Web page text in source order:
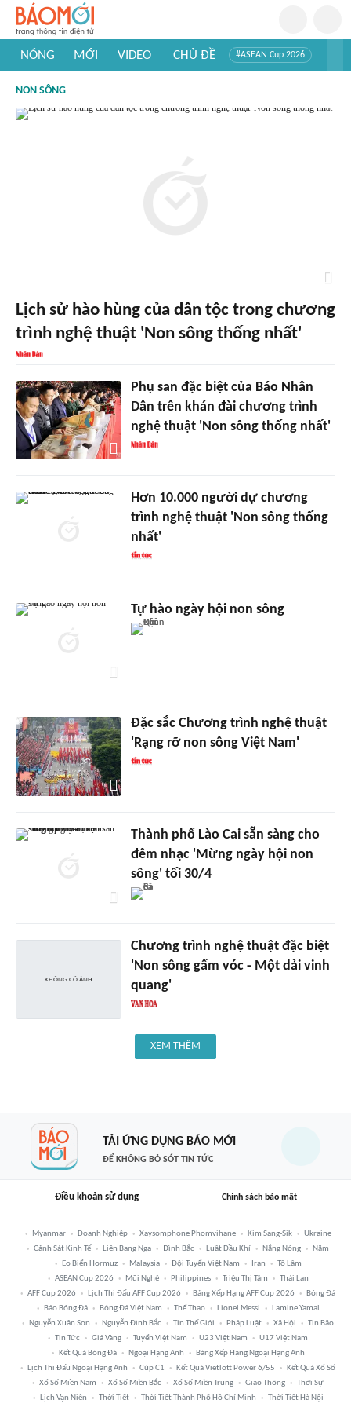
NÓNG MỚI VIDEO CHỦ ĐỀ #ASEAN Cup 2026
#Khám phá thế giới
NON SÔNG
Lịch sử hào hùng của dân tộc trong chương
trình nghệ thuật 'Non sông thống nhất'
Phụ san đặc biệt của Báo Nhân
Dân trên khán đài chương trình
nghệ thuật 'Non sông thống nhất'
Hơn 10.000 người dự chương
trình nghệ thuật 'Non sông thống
nhất'
Tự hào ngày hội non sông
Đặc sắc Chương trình nghệ thuật
'Rạng rỡ non sông Việt Nam'
Thành phố Lào Cai sẵn sàng cho
đêm nhạc 'Mừng ngày hội non
sông' tối 30/4
Chương trình nghệ thuật đặc biệt
'Non sông gấm vóc - Một dải vinh
quang'
XEM THÊM
TẢI ỨNG DỤNG BÁO MỚI
ĐỂ KHÔNG BỎ SÓT TIN TỨC
Điều khoản sử dụng Chính sách bảo mật
Myanmar Doanh Nghiệp Xaysomphone Phomvihane Kim Sang-Sik
Ukraine
Cảnh Sát Kinh Tế
Liên Bang Nga Đình Bắc Luật Dầu Khí Nắng Nóng
Năm
Eo Biển Hormuz
Malaysia Đội Tuyển Việt Nam Iran
Tô Lâm
ASEAN Cup 2026
Mũi Nghê Philippines Triệu Thị Tâm
Thái Lan
AFF Cup 2026
Lịch Thi Đấu AFF Cup 2026 Bảng Xếp Hạng AFF Cup 2026
Bóng Đá
Báo Bóng Đá
Bóng Đá Việt Nam Thể Thao Lionel Messi
Lamine Yamal
Nguyễn Xuân Son
Nguyễn Đình Bắc Tin Thế Giới Pháp Luật Xã Hội
Tin Bão
Tin Tức
Giá Vàng Tuyển Việt Nam U23 Việt Nam
U17 Việt Nam
Kết Quả Bóng Đá
Ngoại Hạng Anh
Bảng Xếp Hạng Ngoại Hạng Anh
Lịch Thi Đấu Ngoại Hạng Anh
Cúp C1 Kết Quả Vietlott Power 6/55
Kết Quả Xổ Số
Xổ Số Miền Nam
Xổ Số Miền Bắc Xổ Số Miền Trung Giao Thông
Thời Sự
Lịch Vạn Niên
Thời Tiết Thời Tiết Thành Phố Hồ Chí Minh Thời Tiết Hà Nội